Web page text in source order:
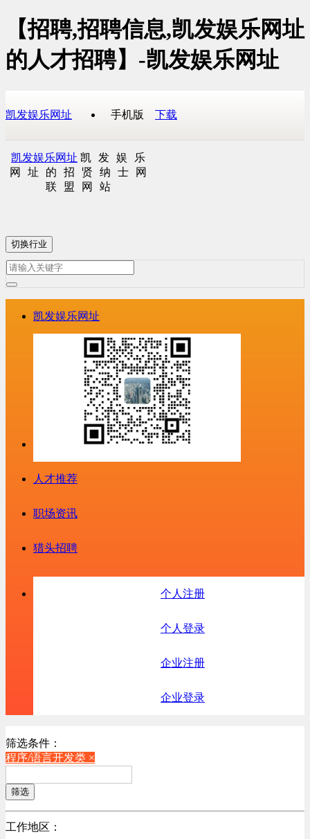
【招聘,招聘信息,凯发娱乐网址
的人才招聘】-凯发娱乐网址
凯发娱乐网址 手机版 下载
凯发娱乐网址 凯发娱乐
网址的招贤纳士网
联盟网站
切换行业
凯发娱乐网址
人才推荐
职场资讯
猎头招聘
个人注册
个人登录
企业注册
企业登录
筛选条件：
程序/语言开发类 ×
筛选
工作地区：